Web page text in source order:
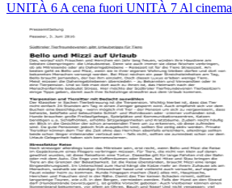
UNITÀ 6 A cena fuori UNITÀ 7 Al cinema